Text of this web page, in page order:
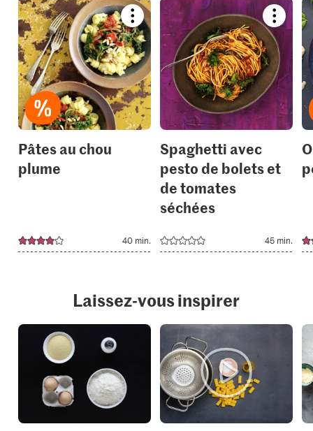
Bookmark
recipe
or
add
it
to
your
collections.
Pâtes au chou
plume
40 min.
recipe
or
add
it
to
your
Spaghetti avec
pesto de bolets et
de tomates
séchées
45 min.
Laissez-vous inspirer